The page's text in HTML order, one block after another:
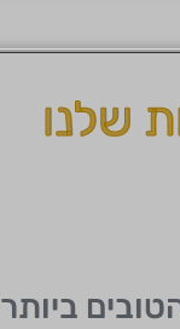
שלנו
ביותר